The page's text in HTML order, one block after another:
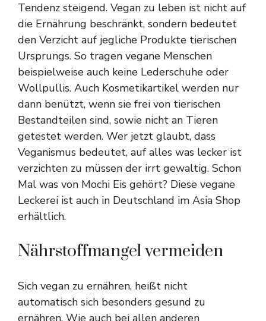
Tendenz steigend. Vegan zu leben ist nicht auf
die Ernährung beschränkt, sondern bedeutet
den Verzicht auf jegliche Produkte tierischen
Ursprungs. So tragen vegane Menschen
beispielweise auch keine Lederschuhe oder
Wollpullis. Auch Kosmetikartikel werden nur
dann benützt, wenn sie frei von tierischen
Bestandteilen sind, sowie nicht an Tieren
getestet werden. Wer jetzt glaubt, dass
Veganismus bedeutet, auf alles was lecker ist
verzichten zu müssen der irrt gewaltig. Schon
Mal was von Mochi Eis gehört? Diese vegane
Leckerei ist auch in Deutschland im Asia Shop
erhältlich.
Nährstoffmangel vermeiden
Sich vegan zu ernähren, heißt nicht
automatisch sich besonders gesund zu
ernähren. Wie auch bei allen anderen